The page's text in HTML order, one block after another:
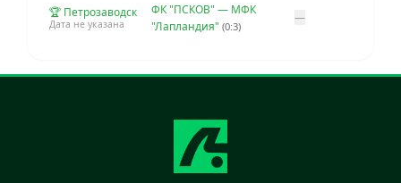
🏆 Петрозаводск
Дата не указана
ФК "ПСКОВ" — МФК
"Лапландия" (0:3)
—